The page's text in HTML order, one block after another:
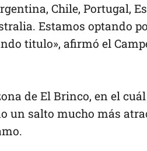
Chile, Portugal,
Estamos optando
titulo», afirmó el
de El Brinco, en el
un salto mucho más